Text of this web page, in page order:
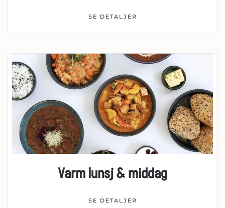
SE DETALJER
Varm lunsj & middag
SE DETALJER